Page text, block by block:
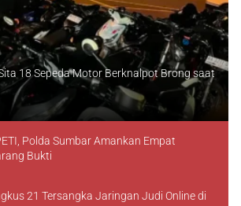
18 Sepeda Motor Berknalpot Brong saat
Polda Sumbar Amankan Empat
Bukti
21 Tersangka Jaringan Judi Online di